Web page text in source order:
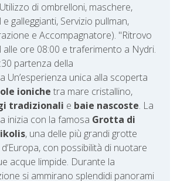
di ombrelloni, maschere,
galleggianti, Servizio pullman,
e Accompagnatore). "Ritrovo
alle ore 08:00 e traferimento a Nydri.
partenza della
Un’esperienza unica alla scoperta
ioniche tra mare cristallino,
tradizionali e baie nascoste. La
inizia con la famosa Grotta di
, una delle più grandi grotte
con possibilità di nuotare
acque limpide. Durante la
si ammirano splendidi panorami